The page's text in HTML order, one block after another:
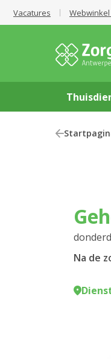
Vacatures Webwinkel
Na de